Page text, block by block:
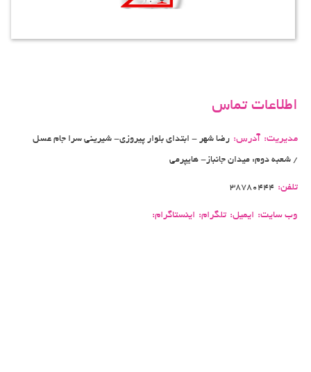
اطلاعات تماس
مدیریت: آدرس: رضا شهر - ابتدای بلوار پیروزی- شیرینی سرا جام عسل
/ شعبه دوم: میدان جانباز- هایپرمی
تلفن: 38780444
وب سایت: ایمیل: تلگرام: اینستاگرام: